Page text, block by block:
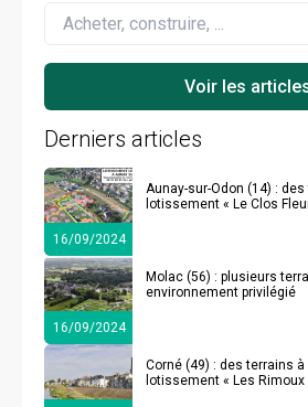
Derniers articles
16/09/2024
Aunay-sur-Odon (14) :
lotissement « Le Clos
16/09/2024
Molac (56) : plusieurs
environnement privilégié
Corné (49) : des terrains à
lotissement « Les Rimoux